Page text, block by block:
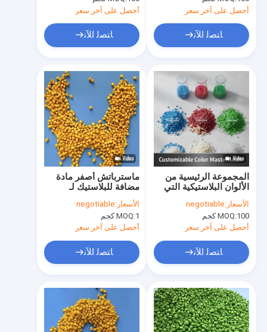
أحصل على آخر سعر
ﺎﺘﺼﻟ ﺍﻶﻧ
أحصل على آخر سعر
ﺎﺘﺼﻟ ﺍﻶﻧ
ماسترباتش أصفر مادة
مضافة للبلاستيك لـ
HDPE LDPE LLDPE
قولبة بالحقن ألعاب
أكياس كراسي وتطبيقات
الأفلام المنفوخة
الأسعار:negotiable
MOQ:1 كجم
أحصل على آخر سعر
ﺎﺘﺼﻟ ﺍﻶﻧ
المجموعة الرئيسية من
الألوان البلاستيكية التي
تحتوي على صبغة قابلة
للتخصيص والمواد الناقلة
لمتطلبات الإنتاج المحددة
الأسعار:negotiable
MOQ:100 كجم
أحصل على آخر سعر
ﺎﺘﺼﻟ ﺍﻶﻧ